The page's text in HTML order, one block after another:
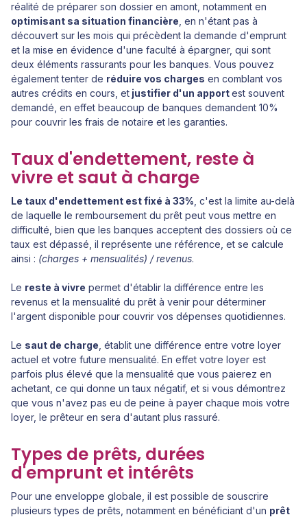
réalité de préparer son dossier en amont, notamment en
optimisant sa situation financière , en n'étant pas à
découvert sur les mois qui précèdent la demande d'emprunt
et la mise en évidence d'une faculté à épargner, qui sont
deux éléments rassurants pour les banques. Vous pouvez
également tenter de réduire vos charges en comblant vos
autres crédits en cours, et justifier d'un apportest souvent
demandé, en effet beaucoup de banques demandent 10%
pour couvrir les frais de notaire et les garanties.
Taux d'endettement, reste à
vivre et saut à charge
Le taux d'endettement est fixé à 33% , c'est la limite au-delà
de laquelle le remboursement du prêt peut vous mettre en
difficulté, bien que les banques acceptent des dossiers où ce
taux est dépassé, il représente une référence, et se calcule
ainsi : (charges + mensualités) / revenus.
Le reste à vivre permet d'établir la différence entre les
revenus et la mensualité du prêt à venir pour déterminer
l'argent disponible pour couvrir vos dépenses quotidiennes.
Le saut de charge , établit une différence entre votre loyer
actuel et votre future mensualité. En effet votre loyer est
parfois plus élevé que la mensualité que vous paierez en
achetant, ce qui donne un taux négatif, et si vous démontrez
que vous n'avez pas eu de peine à payer chaque mois votre
loyer, le prêteur en sera d'autant plus rassuré.
Types de prêts, durées
d'emprunt et intérêts
Pour une enveloppe globale, il est possible de souscrire
plusieurs types de prêts, notamment en bénéficiant d'un prêt